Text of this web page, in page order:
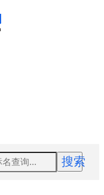
搜索